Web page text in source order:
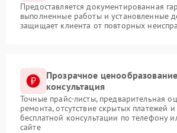
Предоставляется документированная
выполненные работы и установленные
защищает клиента от повторных
Прозрачное
консультация
Точные прайс-листы, предварительная
ремонта, отсутствие скрытых платежей
бесплатной консультации по телефону
сайте